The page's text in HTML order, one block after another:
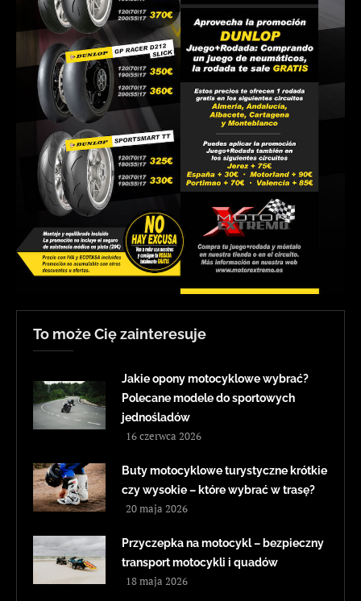
To może Cię zainteresuje
Jakie opony motocyklowe wybrać?
Polecane modele do sportowych
jednośladów
16 czerwca 2026
Buty motocyklowe turystyczne krótkie
czy wysokie – które wybrać w trasę?
20 maja 2026
Przyczepka na motocykl – bezpieczny
transport motocykli i quadów
18 maja 2026